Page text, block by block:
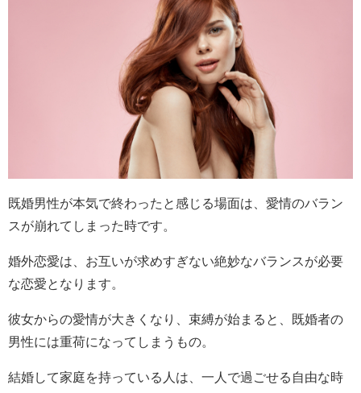
既婚男性が本気で終わったと感じる場面は、愛情のバラン
スが崩れてしまった時です。
婚外恋愛は、お互いが求めすぎない絶妙なバランスが必要
な恋愛となります。
彼女からの愛情が大きくなり、束縛が始まると、既婚者の
男性には重荷になってしまうもの。
結婚して家庭を持っている人は、一人で過ごせる自由な時